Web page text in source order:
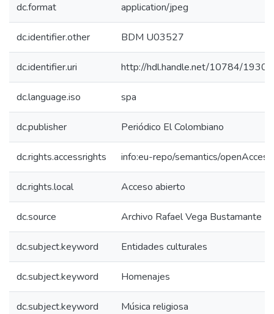
dc.format application/jpeg
dc.identifier.other BDM U03527
dc.identifier.uri http://hdl.handle.net/10784/19306
dc.language.iso spa
dc.publisher Periódico El Colombiano
dc.rights.accessrights info:eu-repo/semantics/openAccess
dc.rights.local Acceso abierto
dc.source Archivo Rafael Vega Bustamante
dc.subject.keyword Entidades culturales
dc.subject.keyword Homenajes
dc.subject.keyword Música religiosa